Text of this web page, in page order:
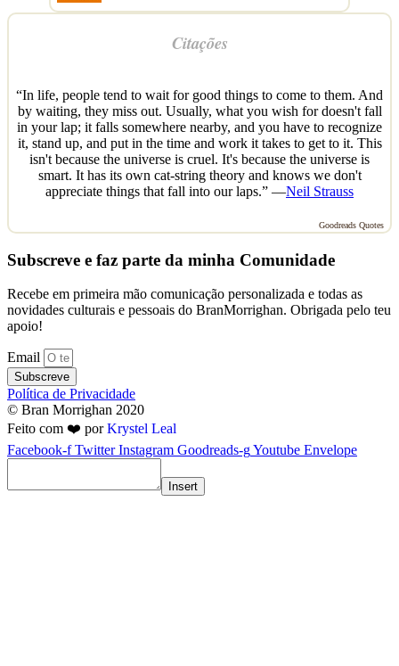
Citações
“In life, people tend to wait for good things to come to them. And
by waiting, they miss out. Usually, what you wish for doesn't fall
in your lap; it falls somewhere nearby, and you have to recognize
it, stand up, and put in the time and work it takes to get to it. This
isn't because the universe is cruel. It's because the universe is
smart. It has its own cat-string theory and knows we don't
appreciate things that fall into our laps.” —Neil Strauss
Goodreads Quotes
Subscreve e faz parte da minha Comunidade
Recebe em primeira mão comunicação personalizada e todas as
novidades culturais e pessoais do BranMorrighan. Obrigada pelo teu
apoio!
Email
Subscreve
Política de Privacidade
© Bran Morrighan 2020
Feito com ❤️ porKrystel Leal
Facebook-f Twitter Instagram Goodreads-gYoutube Envelope
Insert